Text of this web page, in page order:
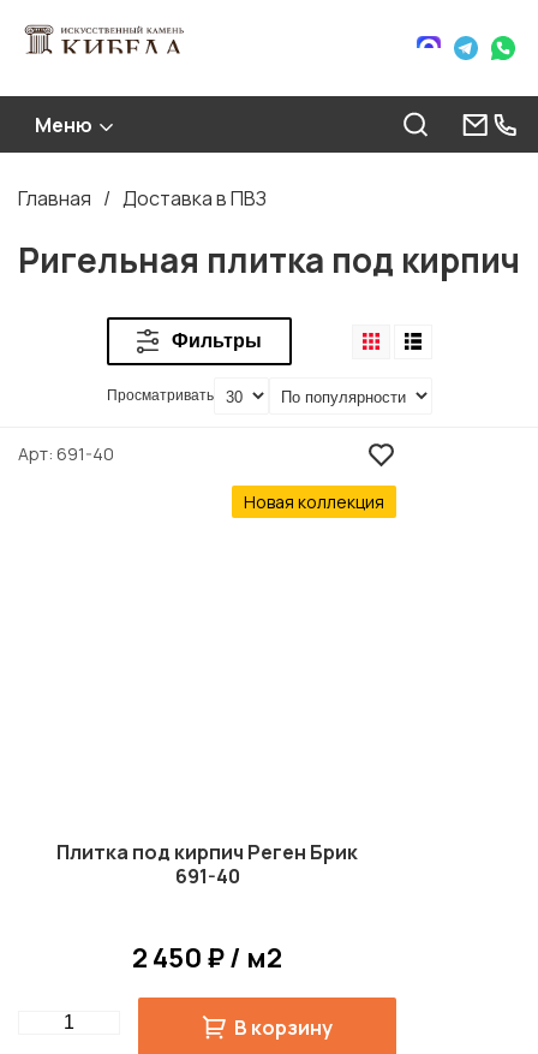
Меню
Строка
навигации
Главная Доставка в ПВЗ
Ригельная плитка под кирпич
Фильтры
Просматривать
Арт 691-40
Новая коллекция
Плитка под кирпич Реген Брик
691-40
2 450 ₽ / м2
Quantity В корзину